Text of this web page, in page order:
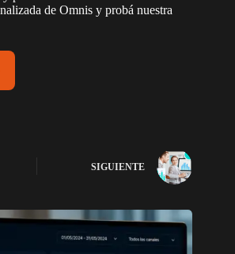
de Omnis y probá nuestra
SIGUIENTE